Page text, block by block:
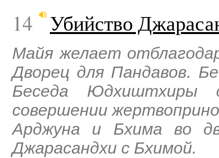
14 Убийство
Майя желает
Дворец для Пандавов.
Беседа
совершении
Арджуна и Бхима во
Джарасандхи с Бхимой.